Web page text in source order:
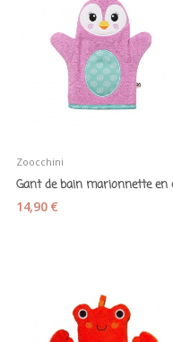
Zoocchini
14,90 €